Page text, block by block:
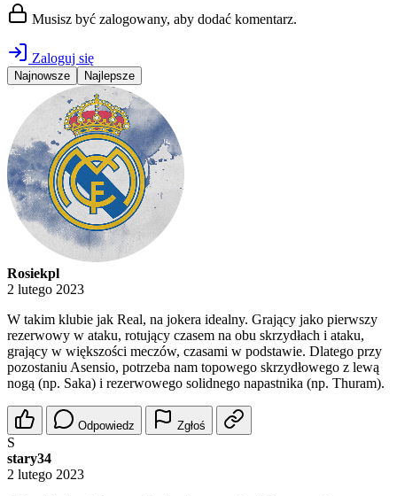
Musisz być zalogowany, aby dodać komentarz.
Zaloguj się
Najnowsze Najlepsze
Rosiekpl
2 lutego 2023
W takim klubie jak Real, na jokera idealny. Grający jako pierwszy
rezerwowy w ataku, rotujący czasem na obu skrzydłach i ataku,
grający w większości meczów, czasami w podstawie. Dlatego przy
pozostaniu Asensio, potrzeba nam topowego skrzydłowego z lewą
nogą (np. Saka) i rezerwowego solidnego napastnika (np. Thuram).
Odpowiedz Zgłoś
S
stary34
2 lutego 2023